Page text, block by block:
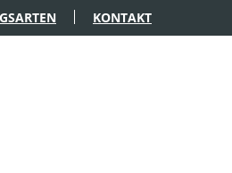
KONTAKT